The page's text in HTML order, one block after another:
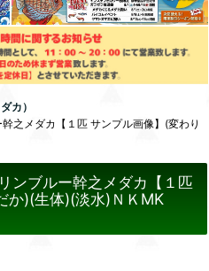
カ）
之メダカ【１匹 サンプル画像】(変わり
ンブルー幹之メダカ【１匹
か)(生体)(淡水)ＮＫMK